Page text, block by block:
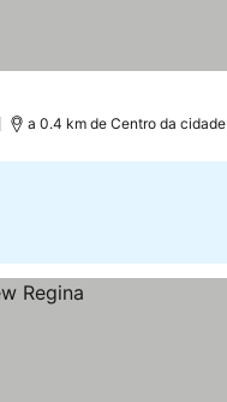
a 0.4 km de Centro da cidade